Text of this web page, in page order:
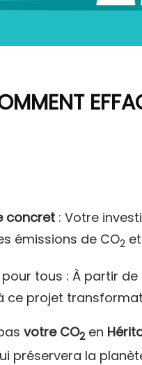
concret : Votre
émissions de CO2
tous : À partir
ce projet
votre CO2 en
préservera la